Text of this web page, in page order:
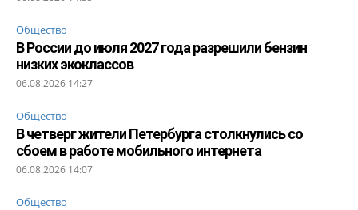
Общество
В России до июля 2027 года разрешили бензин
низких экоклассов
06.08.2026 14:27
Общество
В четверг жители Петербурга столкнулись со
сбоем в работе мобильного интернета
06.08.2026 14:07
Общество